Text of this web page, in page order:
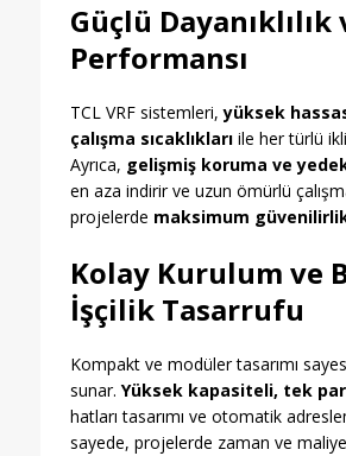
Güçlü
Performansı
TCL VRF sistemleri,yüksek
çalışma sıcaklıklarıile her türlü
Ayrıca, gelişmiş koruma ve
en aza indirir ve uzun ömürlü
projelerde maksimum
Kolay Kurulum ve
İşçilik Tasarrufu
Kompakt ve modüler tasarımı
sunar. Yüksek kapasiteli, tek
hatları tasarımı ve otomatik
sayede, projelerde zaman ve